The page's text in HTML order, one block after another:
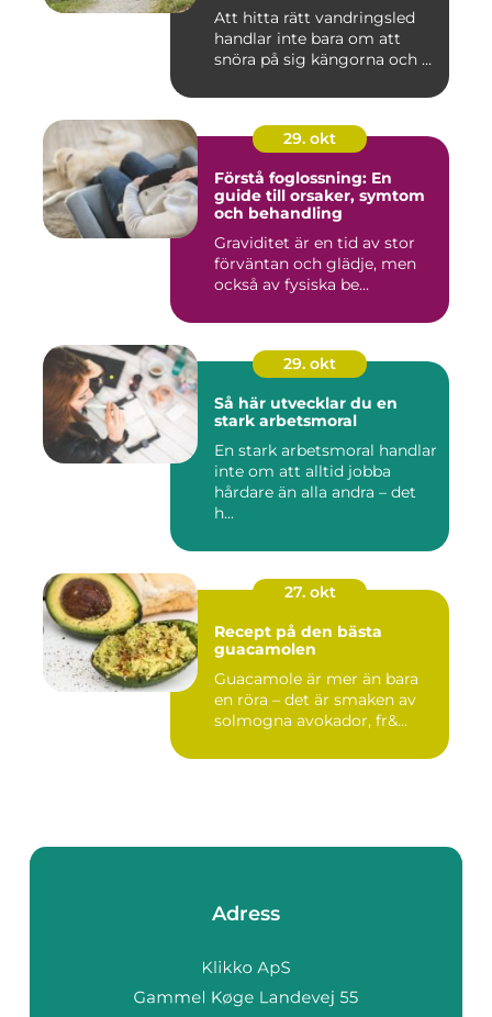
Att hitta rätt vandringsled
handlar inte bara om att
snöra på sig kängorna och ...
29. okt
Förstå foglossning: En
guide till orsaker, symtom
och behandling
Graviditet är en tid av stor
förväntan och glädje, men
också av fysiska be...
29. okt
Så här utvecklar du en
stark arbetsmoral
En stark arbetsmoral handlar
inte om att alltid jobba
hårdare än alla andra – det
h...
27. okt
Recept på den bästa
guacamolen
Guacamole är mer än bara
en röra – det är smaken av
solmogna avokador, fr&...
Adress